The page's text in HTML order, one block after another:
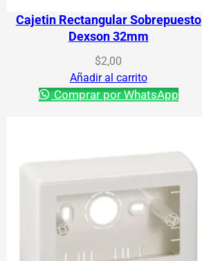
Cajetin Rectangular Sobrepuesto
Dexson 32mm
$2,00
Añadir al carrito
Comprar por WhatsApp